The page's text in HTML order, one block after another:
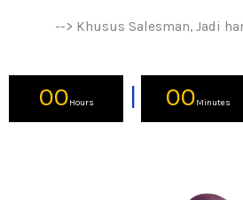
--> Khusus Salesman, Jadi
00Hours 00Minutes